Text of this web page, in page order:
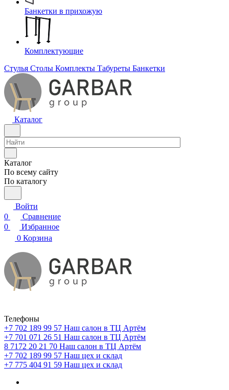
Банкетки в прихожую
Комплектующие
Стулья Столы Комплекты Табуреты Банкетки
Каталог
Каталог
По всему сайту
По каталогу
Войти
0
Сравнение
0
Избранное
0 Корзина
Телефоны
+7 702 189 99 57 Наш салон в ТЦ Артём
+7 701 071 26 51 Наш салон в ТЦ Артём
8 7172 20 21 70 Наш салон в ТЦ Артём
+7 702 189 99 57 Наш цех и склад
+7 775 404 91 59 Наш цех и склад